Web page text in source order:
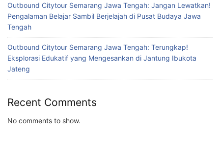
Outbound Citytour Semarang Jawa Tengah: Jangan Lewatkan!
Pengalaman Belajar Sambil Berjelajah di Pusat Budaya Jawa
Tengah
Outbound Citytour Semarang Jawa Tengah: Terungkap!
Eksplorasi Edukatif yang Mengesankan di Jantung Ibukota
Jateng
Recent Comments
No comments to show.